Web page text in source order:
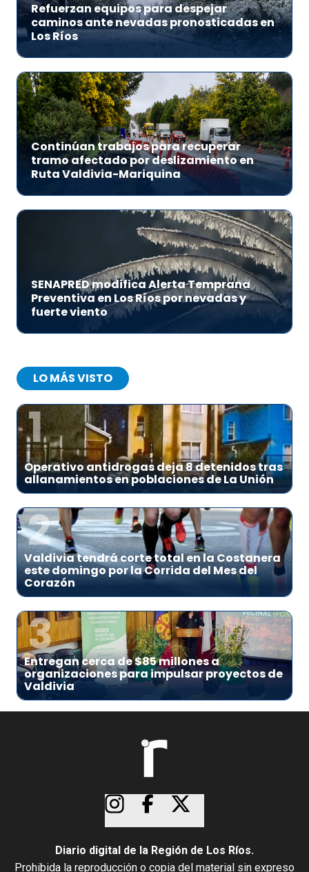
Refuerzan equipos para despejar
caminos ante nevadas pronosticadas en
Los Ríos
Continúan trabajos para recuperar
tramo afectado por deslizamiento en
Ruta Valdivia-Mariquina
SENAPRED modifica Alerta Temprana
Preventiva en Los Ríos por nevadas y
fuerte viento
LO MÁS VISTO
1
Operativo antidrogas deja 8 detenidos tras
allanamientos en poblaciones de La Unión
2
Valdivia tendrá corte total en la Costanera
este domingo por la Corrida del Mes del
Corazón
3
Entregan cerca de $85 millones a
organizaciones para impulsar proyectos de
Valdivia
Diario digital de la Región de Los Ríos.
Prohibida la reproducción o copia del material sin expreso